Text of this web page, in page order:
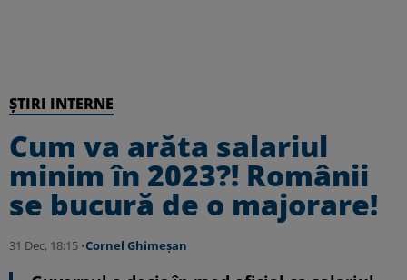
ȘTIRI INTERNE
Cum va arăta salariul
minim în 2023?! Românii
se bucură de o majorare!
31 Dec, 18:15 •Cornel Ghimeșan